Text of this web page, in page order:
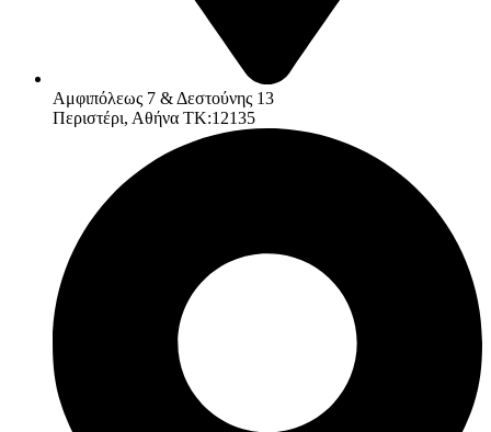
Αμφιπόλεως 7 & Δεστούνης 13
Περιστέρι, Αθήνα ΤΚ:12135